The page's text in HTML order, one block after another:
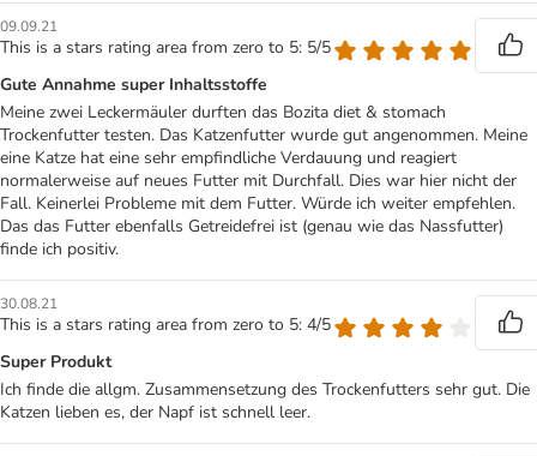
09.09.21
This is a stars rating area from zero to 5: 5/5
Gute Annahme super Inhaltsstoffe
Meine zwei Leckermäuler durften das Bozita diet & stomach
Trockenfutter testen. Das Katzenfutter wurde gut angenommen. Meine
eine Katze hat eine sehr empfindliche Verdauung und reagiert
normalerweise auf neues Futter mit Durchfall. Dies war hier nicht der
Fall. Keinerlei Probleme mit dem Futter. Würde ich weiter empfehlen.
Das das Futter ebenfalls Getreidefrei ist (genau wie das Nassfutter)
finde ich positiv.
30.08.21
This is a stars rating area from zero to 5: 4/5
Super Produkt
Ich finde die allgm. Zusammensetzung des Trockenfutters sehr gut. Die
Katzen lieben es, der Napf ist schnell leer.